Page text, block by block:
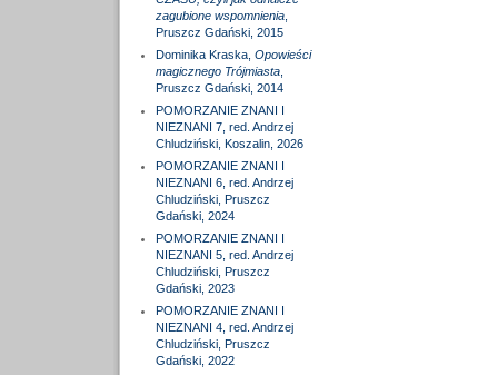
zagubione wspomnienia,
Pruszcz Gdański, 2015
Dominika Kraska, Opowieści
magicznego Trójmiasta,
Pruszcz Gdański, 2014
POMORZANIE ZNANI I
NIEZNANI 7, red. Andrzej
Chludziński, Koszalin, 2026
POMORZANIE ZNANI I
NIEZNANI 6, red. Andrzej
Chludziński, Pruszcz
Gdański, 2024
POMORZANIE ZNANI I
NIEZNANI 5, red. Andrzej
Chludziński, Pruszcz
Gdański, 2023
POMORZANIE ZNANI I
NIEZNANI 4, red. Andrzej
Chludziński, Pruszcz
Gdański, 2022